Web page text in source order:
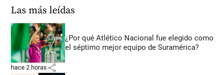
Las más leídas
¿Por qué Atlético Nacional fue elegido como
el séptimo mejor equipo de Suramérica?
hace 2 horas share